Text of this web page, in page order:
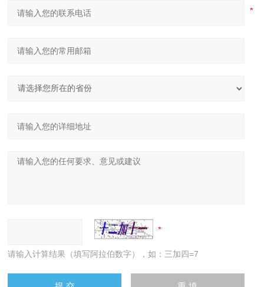
请输入计算结果（填写阿拉伯数字），如：三加四=7